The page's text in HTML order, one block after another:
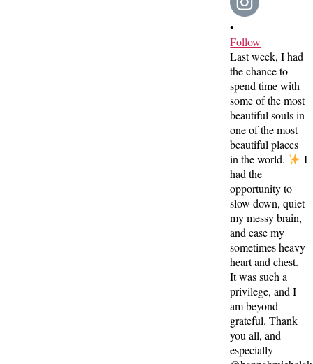
•
Follow
Last week, I had
the chance to
spend time with
some of the most
beautiful souls in
one of the most
beautiful places
in the world.
I
had the
opportunity to
slow down, quiet
my messy brain,
and ease my
sometimes heavy
heart and chest.
It was such a
privilege, and I
am beyond
grateful. Thank
you all, and
especially